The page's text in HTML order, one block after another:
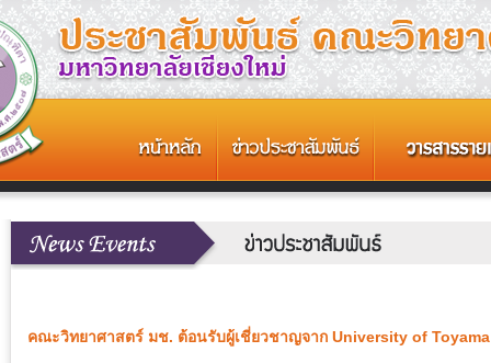
คณะวิทยาศาสตร์ มช. ต้อนรับผู้เชี่ยวชาญจาก University of